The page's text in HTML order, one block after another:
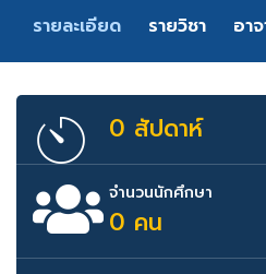
รายละเอียด รายวิชา อา
0 สัปดาห์
จำนวนนักศึกษา
0 คน